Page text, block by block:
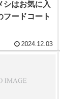
シはお気に入
フードコート
2024.12.03